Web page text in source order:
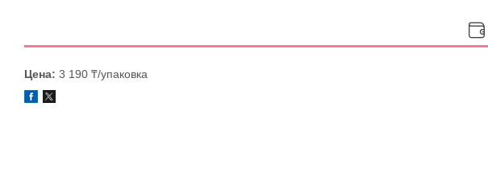
Цена: 3 190 ₸/упаковка